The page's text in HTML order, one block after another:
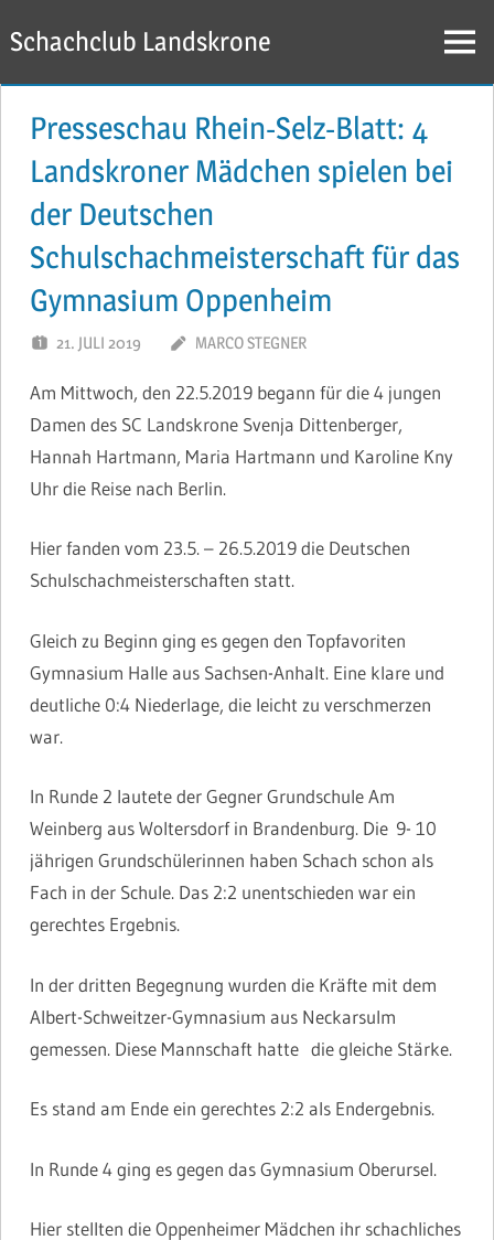
Inhalt
springen
Schachclub Landskrone Menü
Presseschau Rhein-Selz-Blatt: 4
Landskroner Mädchen spielen bei
der Deutschen
Schulschachmeisterschaft für das
Gymnasium Oppenheim
21. JULI 2019 MARCO STEGNER
Am Mittwoch, den 22.5.2019 begann für die 4 jungen
Damen des SC Landskrone Svenja Dittenberger,
Hannah Hartmann, Maria Hartmann und Karoline Kny
Uhr die Reise nach Berlin.
Hier fanden vom 23.5. – 26.5.2019 die Deutschen
Schulschachmeisterschaften statt.
Gleich zu Beginn ging es gegen den Topfavoriten
Gymnasium Halle aus Sachsen-Anhalt. Eine klare und
deutliche 0:4 Niederlage, die leicht zu verschmerzen
war.
In Runde 2 lautete der Gegner Grundschule Am
Weinberg aus Woltersdorf in Brandenburg. Die 9- 10
jährigen Grundschülerinnen haben Schach schon als
Fach in der Schule. Das 2:2 unentschieden war ein
gerechtes Ergebnis.
In der dritten Begegnung wurden die Kräfte mit dem
Albert-Schweitzer-Gymnasium aus Neckarsulm
gemessen. Diese Mannschaft hatte die gleiche Stärke.
Es stand am Ende ein gerechtes 2:2 als Endergebnis.
In Runde 4 ging es gegen das Gymnasium Oberursel.
Hier stellten die Oppenheimer Mädchen ihr schachliches